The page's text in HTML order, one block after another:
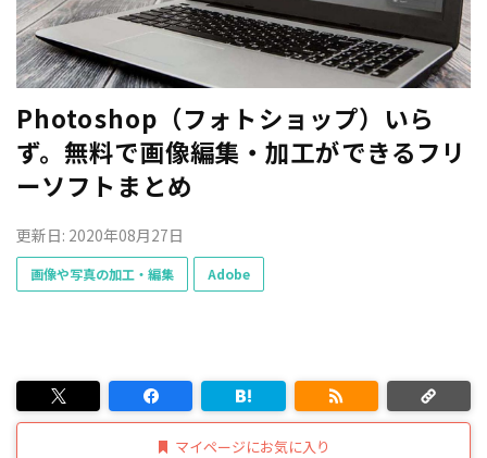
Photoshop（フォトショップ）いら
ず。無料で画像編集・加工ができるフリ
ーソフトまとめ
更新日: 2020年08月27日
画像や写真の加工・編集 Adobe
マイページにお気に入り